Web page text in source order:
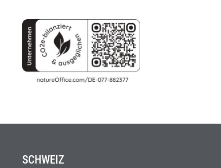
SCHWEIZ